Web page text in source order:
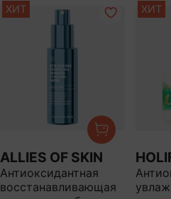
ХИТ
ALLIES OF SKIN
Антиоксидантная
восстанавливающая
ХИТ